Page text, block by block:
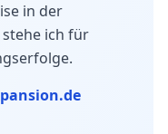
in der
ich für